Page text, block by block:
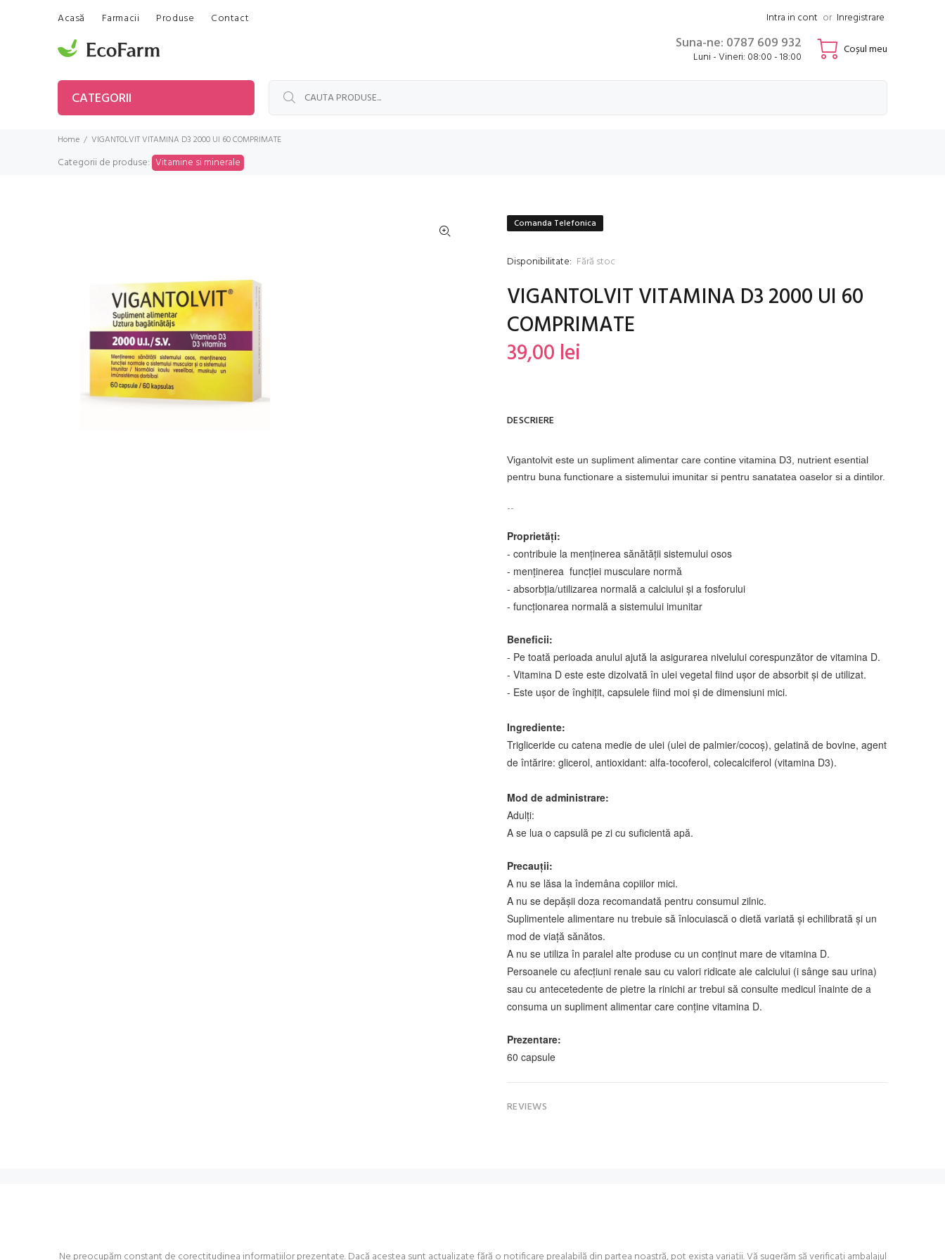
Acasă Farmacii Produse Contact Intra in cont or Inregistrare
Suna-ne: 0787 609 932
Luni - Vineri: 08:00 - 18:00 Coșul meu
CATEGORII
Home VIGANTOLVIT VITAMINA D3 2000 UI 60 COMPRIMATE
Categorii de produse: Vitamine si minerale
Comanda Telefonica
Disponibilitate: Fără stoc
VIGANTOLVIT VITAMINA D3 2000 UI 60
COMPRIMATE
39,00 lei
DESCRIERE
Vigantolvit este un supliment alimentar care contine vitamina D3, nutrient esential
pentru buna functionare a sistemului imunitar si pentru sanatatea oaselor si a dintilor.
--
Proprietăți:
- contribuie la menținerea sănătății sistemului osos
- menținerea funcției musculare normă
- absorbția/utilizarea normală a calciului și a fosforului
- funcționarea normală a sistemului imunitar
Beneficii:
- Pe toată perioada anului ajută la asigurarea nivelului corespunzător de vitamina D.
- Vitamina D este este dizolvată în ulei vegetal fiind ușor de absorbit și de utilizat.
- Este ușor de înghițit, capsulele fiind moi și de dimensiuni mici.
Ingrediente:
Trigliceride cu catena medie de ulei (ulei de palmier/cocoș), gelatină de bovine, agent
de întărire: glicerol, antioxidant: alfa-tocoferol, colecalciferol (vitamina D3).
Mod de administrare:
Adulți:
A se lua o capsulă pe zi cu suficientă apă.
Precauții:
A nu se lăsa la îndemâna copiilor mici.
A nu se depășii doza recomandată pentru consumul zilnic.
Suplimentele alimentare nu trebuie să înlocuiască o dietă variată și echilibrată și un
mod de viață sănătos.
A nu se utiliza în paralel alte produse cu un conținut mare de vitamina D.
Persoanele cu afecțiuni renale sau cu valori ridicate ale calciului (i sânge sau urina)
sau cu antecetedente de pietre la rinichi ar trebui să consulte medicul înainte de a
consuma un supliment alimentar care conține vitamina D.
Prezentare:
60 capsule
REVIEWS